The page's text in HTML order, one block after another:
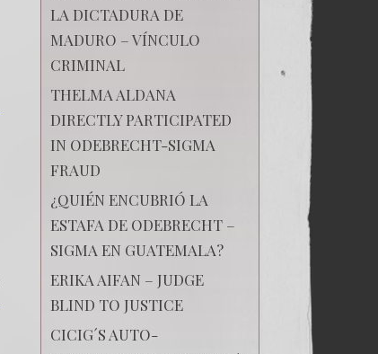
ERIKA
AIFAN,
SINÓNIMO
CORRUPCIÓN,
IMPUNIDAD
INJUSTICIA
LA DICTADURA DE
MADURO – VÍNCULO
CRIMINAL
THELMA ALDANA
DIRECTLY PARTICIPATED
IN ODEBRECHT-SIGMA
FRAUD
¿QUIÉN ENCUBRIÓ LA
ESTAFA DE ODEBRECHT –
SIGMA EN GUATEMALA?
ERIKA AIFAN – JUDGE
BLIND TO JUSTICE
CICIG´S AUTO-